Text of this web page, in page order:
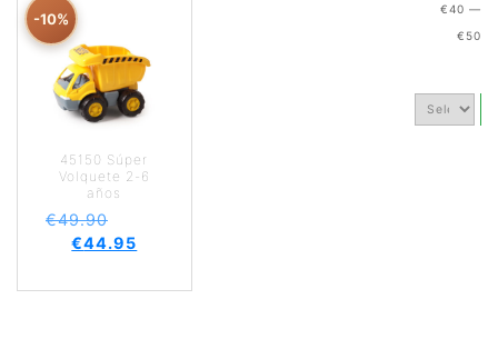
-10%
45150 Súper
Volquete 2-6
años
€49.90
€44.95
€40 —
€50